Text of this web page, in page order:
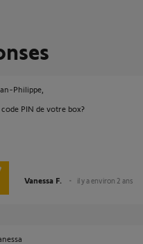
Philippe,
PIN de votre box?
Vanessa F. il y a environ 2 ans